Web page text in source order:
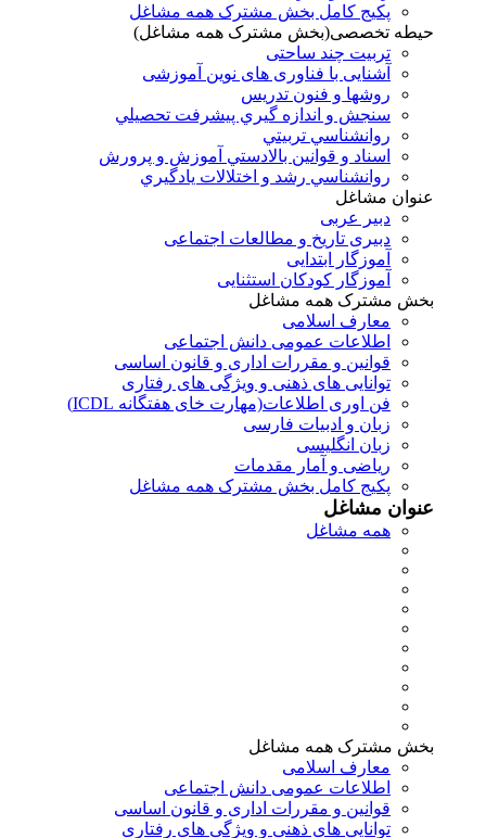
پکیج کامل بخش مشترک همه مشاغل
حیطه تخصصی(بخش مشترک همه مشاغل)
تربیت چند ساحتی
آشنایی با فناوری های نوین آموزشی
روشها و فنون تدريس
سنجش و اندازه گيري پيشرفت تحصيلي
روانشناسي تربيتي
اسناد و قوانين بالادستي آموزش و پرورش
روانشناسي رشد و اختلالات يادگيري
عنوان مشاغل
دبير عربی
دبیری تاریخ و مطالعات اجتماعی
آموزگار ابتدایی
آموزگار کودکان استثنایی
بخش مشترک همه مشاغل
معارف اسلامی
اطلاعات عمومی دانش اجتماعی
قوانین و مقررات اداری و قانون اساسی
توانایی های ذهنی و ویژگی های رفتاری
فن اوری اطلاعات(مهارت خای هفتگانه ICDL)
زبان و ادبیات فارسی
زبان انگلیسی
ریاضی و آمار مقدمات
پکیج کامل بخش مشترک همه مشاغل
عنوان مشاغل
همه مشاغل
بخش مشترک همه مشاغل
معارف اسلامی
اطلاعات عمومی دانش اجتماعی
قوانین و مقررات اداری و قانون اساسی
توانایی های ذهنی و ویژگی های رفتاری